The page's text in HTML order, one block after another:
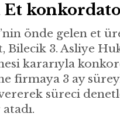
Et
önde gelen et
Bilecik 3. Asliye
kararıyla
firmaya 3 ay
süreci